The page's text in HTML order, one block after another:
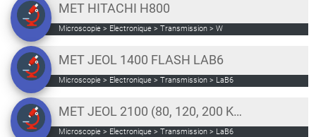
MET HITACHI H800
Microscopie > Electronique > Transmission > W
MET JEOL 1400 FLASH LAB6
Microscopie > Electronique > Transmission > LaB6
MET JEOL 2100 (80, 120, 200 KV)
Microscopie > Electronique > Transmission > LaB6